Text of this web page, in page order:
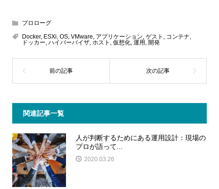
プロローグ
Docker, ESXi, OS, VMware, アプリケーション, ゲスト , コンテナ,
ドッカー, ハイパーバイザ, ホスト , 仮想化, 運用 , 開発
関連記事一覧
人が判断するためにある運用設計：現場の
プロが語って...
2020.03.26